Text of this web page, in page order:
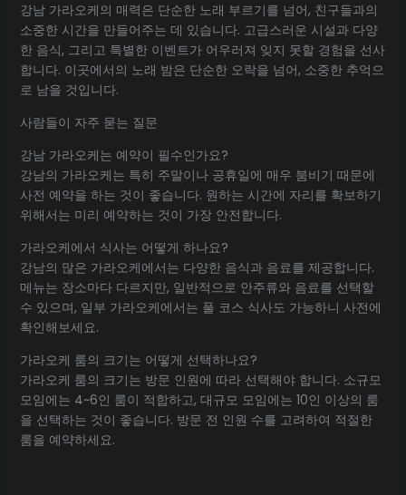
강남 가라오케의 매력은 단순한 노래 부르기를 넘어, 친구들과의
소중한 시간을 만들어주는 데 있습니다. 고급스러운 시설과 다양
한 음식, 그리고 특별한 이벤트가 어우러져 잊지 못할 경험을 선사
합니다. 이곳에서의 노래 밤은 단순한 오락을 넘어, 소중한 추억으
로 남을 것입니다.
사람들이 자주 묻는 질문
강남 가라오케는 예약이 필수인가요?
강남의 가라오케는 특히 주말이나 공휴일에 매우 붐비기 때문에
사전 예약을 하는 것이 좋습니다. 원하는 시간에 자리를 확보하기
위해서는 미리 예약하는 것이 가장 안전합니다.
가라오케에서 식사는 어떻게 하나요?
강남의 많은 가라오케에서는 다양한 음식과 음료를 제공합니다.
메뉴는 장소마다 다르지만, 일반적으로 안주류와 음료를 선택할
수 있으며, 일부 가라오케에서는 풀 코스 식사도 가능하니 사전에
확인해보세요.
가라오케 룸의 크기는 어떻게 선택하나요?
가라오케 룸의 크기는 방문 인원에 따라 선택해야 합니다. 소규모
모임에는 4~6인 룸이 적합하고, 대규모 모임에는 10인 이상의 룸
을 선택하는 것이 좋습니다. 방문 전 인원 수를 고려하여 적절한
룸을 예약하세요.